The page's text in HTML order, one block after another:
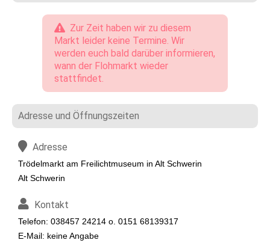
Zur Zeit haben wir zu diesem
Markt leider keine Termine. Wir
werden euch bald darüber informieren,
wann der Flohmarkt wieder
stattfindet.
Adresse und Öffnungszeiten
Adresse
Trödelmarkt am Freilichtmuseum in Alt Schwerin
Alt Schwerin
Kontakt
Telefon: 038457 24214 o. 0151 68139317
E-Mail: keine Angabe